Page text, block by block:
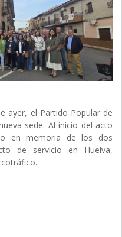
ayer, el Partido Popular de
sede. Al inicio del acto
en memoria de los dos
de servicio en Huelva,